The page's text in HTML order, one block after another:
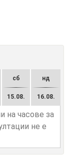
сб
15.08.
нд
16.08.
на часове за
не е